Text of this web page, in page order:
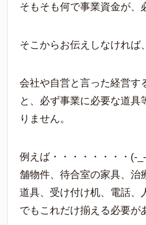
そもそも何で事業資金が、
そこからお伝えしなければ
会社や自営と言った経営す
と、必ず事業に必要な道具
りません。
例えば・・・・・・・・(-
舗物件、待合室の家具、治
道具、受け付け机、電話、
でもこれだけ揃える必要が